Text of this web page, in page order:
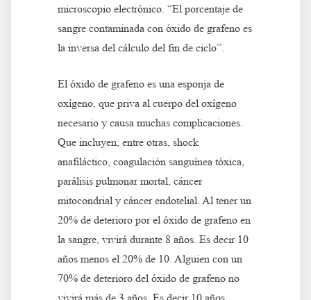
microscopio electrónico. “El porcentaje de
sangre contaminada con óxido de grafeno es
la inversa del cálculo del fin de ciclo”.
El óxido de grafeno es una esponja de
oxígeno, que priva al cuerpo del oxígeno
necesario y causa muchas complicaciones.
Que incluyen, entre otras, shock
anafiláctico, coagulación sanguínea tóxica,
parálisis pulmonar mortal, cáncer
mitocondrial y cáncer endotelial. Al tener un
20% de deterioro por el óxido de grafeno en
la sangre, vivirá durante 8 años. Es decir 10
años menos el 20% de 10. Alguien con un
70% de deterioro del óxido de grafeno no
vivirá más de 3 años. Es decir 10 años